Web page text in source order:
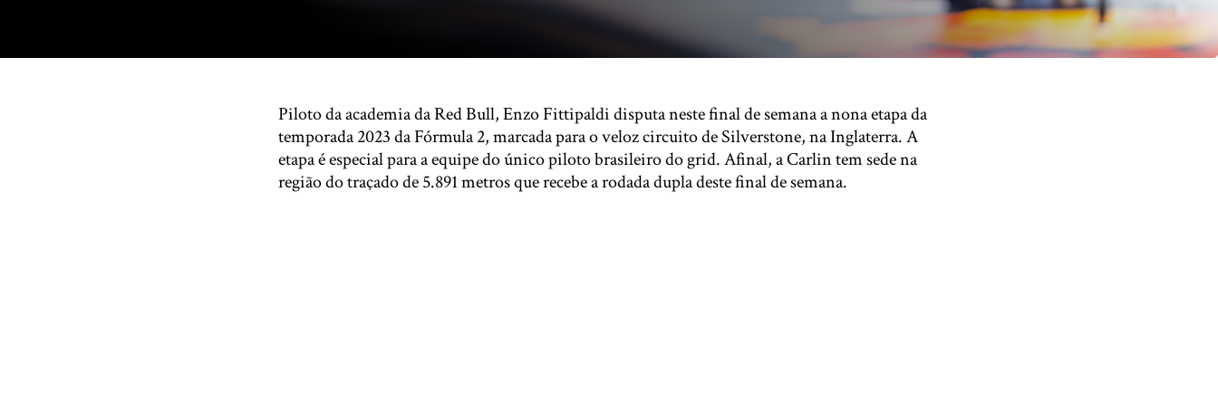
Piloto da academia da Red Bull, Enzo Fittipaldi disputa neste final de semana a nona etapa da
temporada 2023 da Fórmula 2, marcada para o veloz circuito de Silverstone, na Inglaterra. A
etapa é especial para a equipe do único piloto brasileiro do grid. Afinal, a Carlin tem sede na
região do traçado de 5.891 metros que recebe a rodada dupla deste final de semana.